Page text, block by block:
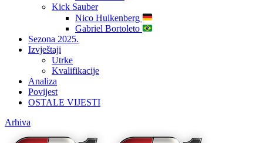
Kick Sauber
Nico Hulkenberg
Gabriel Bortoleto
Sezona 2025.
Izvještaji
Utrke
Kvalifikacije
Analiza
Povijest
OSTALE VIJESTI
Arhiva